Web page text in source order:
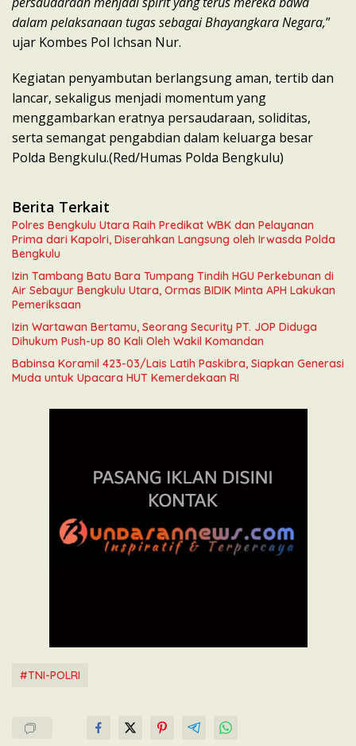
dalam pelaksanaan tugas sebagai Bhayangkara Negara,”
ujar Kombes Pol Ichsan Nur.
Kegiatan penyambutan berlangsung aman, tertib dan
lancar, sekaligus menjadi momentum yang
menggambarkan eratnya persaudaraan, soliditas,
serta semangat pengabdian dalam keluarga besar
Polda Bengkulu.(Red/Humas Polda Bengkulu)
Berita Terkait
Polres Bengkulu Utara Raih Predikat WBK dan Pelayanan
Prima dari Kapolri, Diserahkan Langsung oleh Irwasda Polda
Bengkulu
Izin Tambang Batu Bara Tumpang Tindih HGU Perkebunan di
Air Sebayur Bengkulu Utara, Ormas BIDIK Minta APH Lakukan
Pemeriksaan
Izin Wartawan Bertamu, Seorang Security PT. JOP Diduga
Dihukum Push-up 80 Kali Oleh Wakil Komandan
Babinsa Koramil 423-03/Lais Latih Paskibra, Siapkan Generasi
Muda untuk Upacara HUT Kemerdekaan RI
#TNI-POLRI